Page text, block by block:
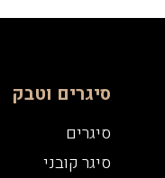
סיגרים וטבק
סיגרים
סיגר קובני